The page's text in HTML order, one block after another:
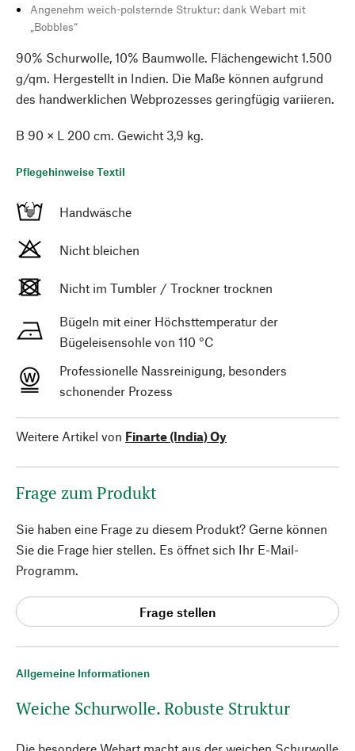
Allgemeine Informationen
Weiche Schurwolle. Robuste Struktur
Angenehm weich-polsternde Struktur: dank Webart mit
„Bobbles“
90% Schurwolle, 10% Baumwolle. Flächengewicht 1.500
g/qm. Hergestellt in Indien. Die Maße können aufgrund
des handwerklichen Webprozesses geringfügig variieren.
B 90 × L 200 cm. Gewicht 3,9 kg.
Pflegehinweise Textil
Handwäsche
Nicht bleichen
Nicht im Tumbler / Trockner trocknen
Bügeln mit einer Höchsttemperatur der
Bügeleisensohle von 110 °C
Professionelle Nassreinigung, besonders
schonender Prozess
Weitere Artikel von Finarte (India) Oy
Frage zum Produkt
Sie haben eine Frage zu diesem Produkt? Gerne können
Sie die Frage hier stellen. Es öffnet sich Ihr E-Mail-
Programm.
Frage stellen